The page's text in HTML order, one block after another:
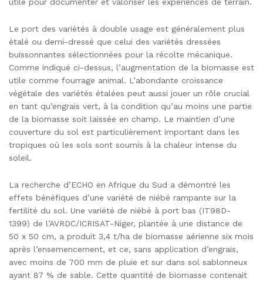
Le port des variétés à double usage est généralement plus
étalé ou demi-dressé que celui des variétés dressées
buissonnantes sélectionnées pour la récolte mécanique.
Comme indiqué ci-dessus, l’augmentation de la biomasse est
utile comme fourrage animal. L’abondante croissance
végétale des variétés étalées peut aussi jouer un rôle crucial
en tant qu’engrais vert, à la condition qu’au moins une partie
de la biomasse soit laissée en champ. Le maintien d’une
couverture du sol est particulièrement important dans les
tropiques où les sols sont soumis à la chaleur intense du
soleil.
La recherche d’ECHO en Afrique du Sud a démontré les
effets bénéfiques d’une variété de niébé rampante sur la
fertilité du sol. Une variété de niébé à port bas (IT98D-
1399) de l’AVRDC/ICRISAT-Niger, plantée à une distance de
50 x 50 cm, a produit 3,4 t/ha de biomasse aérienne six mois
après l’ensemencement, et ce, sans application d’engrais,
avec moins de 700 mm de pluie et sur dans sol sablonneux
ayant 87 % de sable. Cette quantité de biomasse contenait